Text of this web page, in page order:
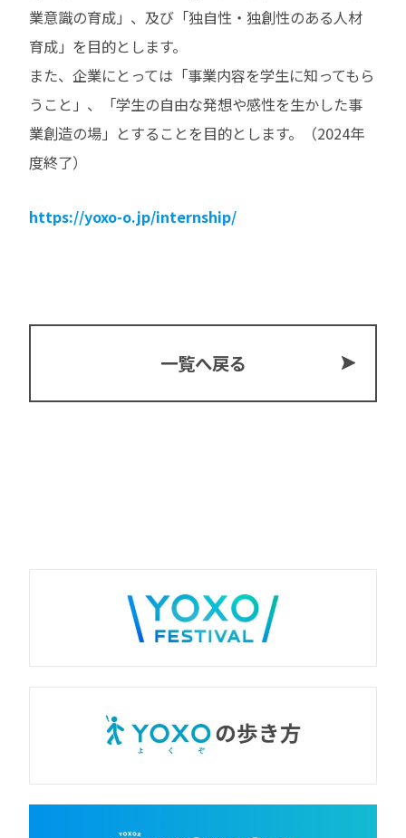
業意識の育成」、及び「独自性・独創性のある人材
育成」を目的とします。
また、企業にとっては「事業内容を学生に知ってもら
うこと」、「学生の自由な発想や感性を生かした事
業創造の場」とすることを目的とします。（2024年
度終了）
https://yoxo-o.jp/internship/
一覧へ戻る